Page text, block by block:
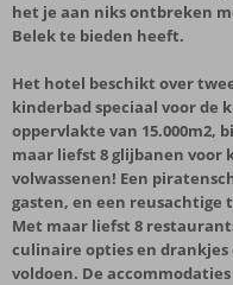
het je aan niks ontbreken
Belek te bieden heeft.
Het hotel beschikt over
kinderbad speciaal voor de
oppervlakte van 15.000m2,
maar liefst 8 glijbanen voor
volwassenen! Een
gasten, en een reusachtige
Met maar liefst 8
culinaire opties en
voldoen. De